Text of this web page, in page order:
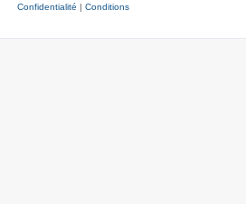
Confidentialité | Conditions